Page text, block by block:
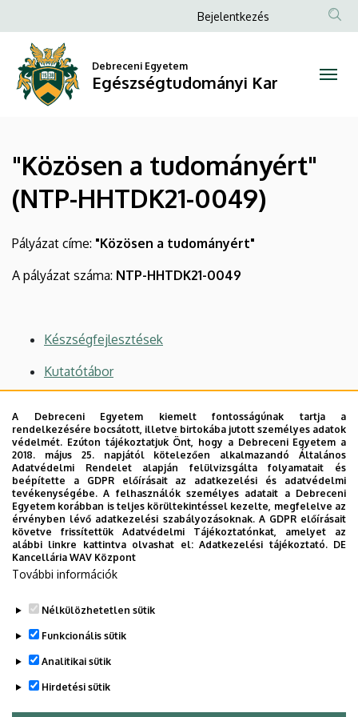
tudományért"
(NTP-
HHTDK21-
0049)
Egészségtudományi
Kar
a
tartalomra
Anonim
menüje
Bejelentkezés
Debreceni Egyetem
Egészségtudományi Kar
"Közösen a tudományért"
(NTP-HHTDK21-0049)
Pályázat címe: "Közösen a tudományért"
A pályázat száma: NTP-HHTDK21-0049
Készségfejlesztések
Kutatótábor
TKD Konferencia
Közösen a tudományért beszámoló
Kötetbemutató - Diáktudomány 7. - MEGHÍVÓ
Diáktudomány 7. - Közösen a tudományért
Legutóbbi frissítés:
A Debreceni Egyetem kiemelt fontosságúnak tartja a
rendelkezésére bocsátott, illetve birtokába jutott személyes adatok
védelmét. Ezúton tájékoztatjuk Önt, hogy a Debreceni Egyetem a
2018. május 25. napjától kötelezően alkalmazandó Általános
Adatvédelmi Rendelet alapján felülvizsgálta folyamatait és
beépítette a GDPR előírásait az adatkezelési és adatvédelmi
tevékenységébe. A felhasználók személyes adatait a Debreceni
Egyetem korábban is teljes körültekintéssel kezelte, megfelelve az
érvényben lévő adatkezelési szabályozásoknak. A GDPR előírásait
követve frissítettük Adatvédelmi Tájékoztatónkat, amelyet az
alábbi linkre kattintva olvashat el:Adatkezelési tájékoztató. DE
Kancellária WAV Központ
További információk
Nélkülözhetetlen sütik
Funkcionális sütik
Analitikai sütik
Hirdetési sütik